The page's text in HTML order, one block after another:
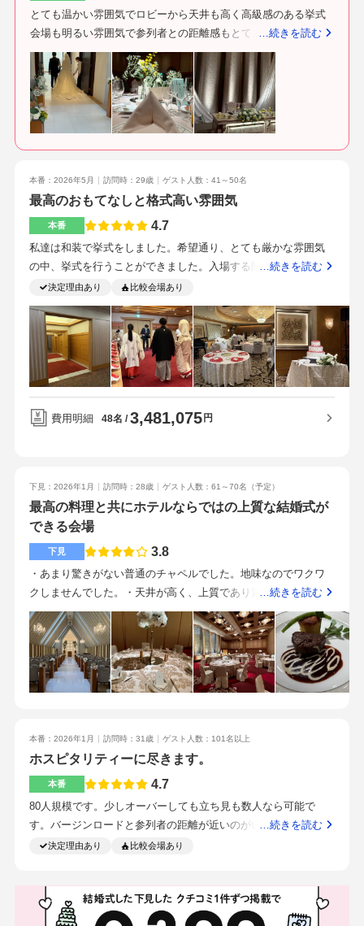
とても温かい雰囲気でロビーから天井も高く高級感のある挙式
会場も明るい雰囲気で参列者との距離感もとても良い天井も高
く絨毯がとても重厚感がある。ロビーも広く参列者もゆっくり
過ごすことができ広いウェルカムスペースが確保できる特典を
たくさんつけていただき、新郎新婦はもちろん両家家族や参列
者から大好評で本当にここにして良かったと改めて実感でき
た。駅からのアクセスもよく交通機関も電車，バス，自動車ど
望を叶えてくれるどのスタッフさんもいつも優しくとても丁寧
な案内などサービスが素晴らしいとてもロビーが広く開放感の
ある会場であったひとつひとつのサービスが丁寧で最後までど
結婚式をプランナーさんとしっかり話し合うことがとても大切
です。プランナーさんとたくさんコミュニケーションをとるこ
とで大変な打ち合わせも毎回楽しくて、当日まで前向きに進め
ることができます。
…続きを読む
本番：2026年5月 訪問時：29歳 ゲスト人数：41～50名
最高のおもてなしと格式高い雰囲気
本番 4.7
私達は和装で挙式をしました。希望通り、とても厳かな雰囲気
の中、挙式を行うことができました。入場する際も、控え室か
ら親族が一列になって大名行列をする流れで、伝統を感じなが
ら挙式を行うことができ、親族からも評判が良かったです。親
族控え室、挙式会場、美容室、全てがワンフロア内にあるの
で、足腰が悪い祖父母も安心して過ごせました。私達は植物が
好きなので、緑多めで緑と白を基調に会場をレイアウトしてい
ただきました。会場の中心には大きなシャンデリアがあり、ゴ
ージャスでホテル婚らしい雰囲気の中、披露宴を行うことがで
きました。部屋の広さもちょうどよく、隣り合う机同士で会話
と思います。私達も親族も県外だったため、前日から前入りで
ホテルに泊まりました。前日も親族間で会うことができ、当日
もゆっくりと準備ができて良かったです。ホテルの周りに商店
街も商業施設もあるので、観光がてら結婚式にきてくれた列席
者もいました。・ホテルの館内にあるビール醸造所のビールが
飲める（私達は当日の飲み物だけでなく、余興の景品として、
味しい（試食もさせてもらえました）・コースの種類によって
は当日会場内でフランベをしてもらえます。私達もしてもらい
ましたが、皆カメラ片手に大好評でした・頻繁に結婚式のフェ
アを開催されているので、絶対に参加した方がいいです。私達
も数回参加し、その中の1つの模擬挙式では、列席者として1日
ることができ、とても参考になりました。ブライダルレッスン
なども無料で参加でき、とても勉強になりました。早めの準備
比べてゆっくりペースだったので、早め早めに自分達で動いた
結果、余裕をもって当日を迎えることができました。また、費
用をできるだけ抑えるために、ムービー類やペーパーアイテム
等は自分たちで作成しました。・列席者へ感謝の気持ちが伝わ
ランナーさんの人柄当日まで長い期間やり取りをするプランナ
ーさんとの相性も大切だと思います。私達のプランナーさん
は、とてもあたたかい人で、どんなに質問しても丁寧に答えて
…続きを読む
決定理由あり 比較会場あり
費用明細 48名 3,481,075 円
下見：2026年1月 訪問時：28歳 ゲスト人数：61～70名 （予定）
最高の料理と共にホテルならではの上質な結婚式が
できる会場
下見 3.8
・あまり驚きがない普通のチャペルでした。地味なのでワクワ
クしませんでした。・天井が高く、上質であり素晴らしい会場
でした。・ワンフロアに3部屋あるので、貸切感はないです。・
普通でした。スタジオで写真撮影が出来るのは良いと思いまし
た。・持ち込みはある程度可能でした。・最高でした。見た
目、味、食器全てにおいて文句なしどころかこれだけでこの会
場を選ぶ人がいても不思議ではありません。・中洲川端駅から
たが、とても親切で情熱のある好印象の方でした。・料理と披
露宴会場の上質感です。・ホテルスタッフの安定感のある接客
です。・チャペルが気にいるかを見れば良いと思います。・ホ
テルウェディングを検討してみたかったからです。
…続きを読む
本番：2026年1月 訪問時：31歳 ゲスト人数：101名以上
ホスピタリティーに尽きます。
本番 4.7
80人規模です。少しオーバーしても立ち見も数人なら可能で
す。バージンロードと参列者の距離が近いのがいいかなと思い
ます。白を基調としています。とても広々としています。高砂
す。椅子の座り心地も良いです。ドレスで上がります。ペーパ
ーアイテムはプロフィールブックを作りたかったので、持ち込
…続きを読む
決定理由あり 比較会場あり